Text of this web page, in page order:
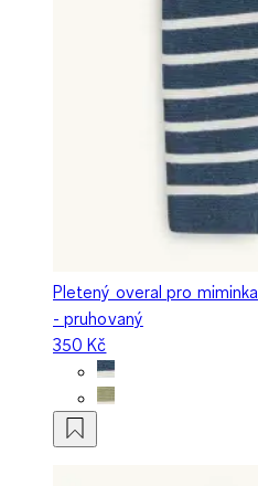
Pletený overal pro miminka
- pruhovaný
350 Kč